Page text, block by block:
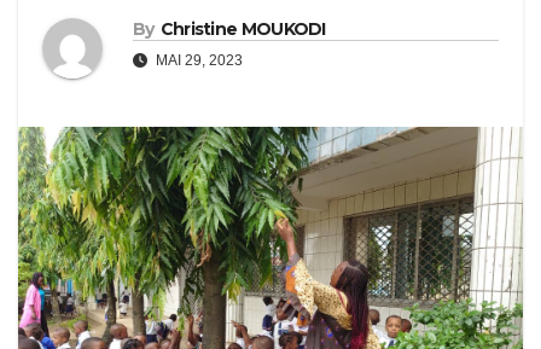
By Christine MOUKODI
MAI 29, 2023